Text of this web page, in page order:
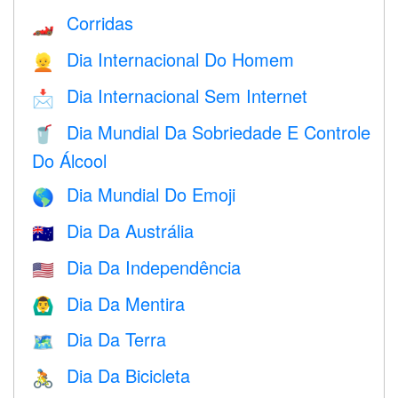
🏎
Corridas
👱 Dia Internacional Do Homem
📩 Dia Internacional Sem Internet
🥤
Dia Mundial Da Sobriedade E Controle
Do Álcool
🌎 Dia Mundial Do Emoji
🇦🇺 Dia Da Austrália
🇺🇸 Dia Da Independência
🙆‍♂️ Dia Da Mentira
🗺️ Dia Da Terra
🚴 Dia Da Bicicleta